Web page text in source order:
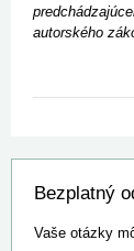
autorského
Bezplatný
Vaše otázky